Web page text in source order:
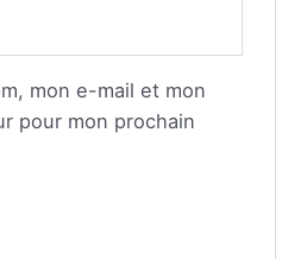
mon e-mail et mon
pour mon prochain